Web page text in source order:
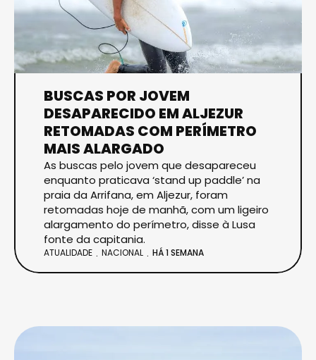
BUSCAS POR JOVEM
DESAPARECIDO EM ALJEZUR
RETOMADAS COM PERÍMETRO
MAIS ALARGADO
As buscas pelo jovem que desapareceu
enquanto praticava ‘stand up paddle’ na
praia da Arrifana, em Aljezur, foram
retomadas hoje de manhã, com um ligeiro
alargamento do perímetro, disse à Lusa
fonte da capitania.
ATUALIDADE NACIONAL HÁ 1 SEMANA